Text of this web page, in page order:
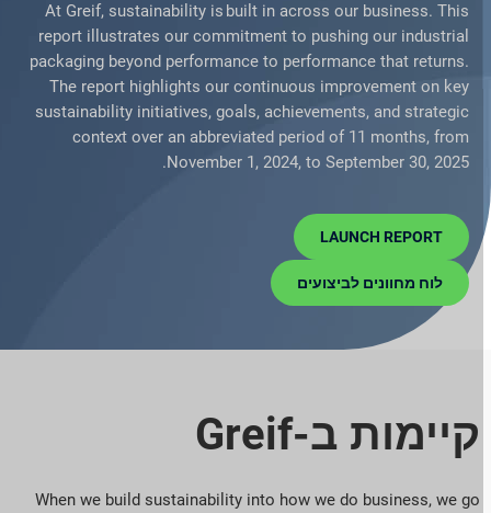
At Greif, sustainability is built in across our business. This
report illustrates our commitment to pushing our industrial
packaging beyond performance to performance that returns.
The report highlights our continuous improvement on key
sustainability initiatives, goals, achievements, and strategic
context over an abbreviated period of 11 months, from
November 1, 2024, to September 30, 2025.
LAUNCH REPORT
לוח מחוונים לביצועים
קיימות ב-Greif
When we build sustainability into how we do business, we go